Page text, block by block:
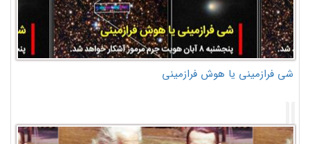
شی فرازمینی یا هوش فرازمینی